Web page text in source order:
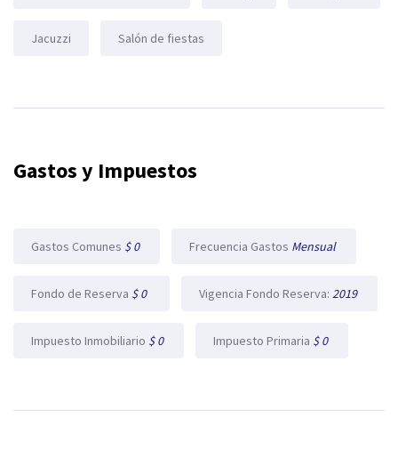
Jacuzzi Salón de fiestas
Gastos y Impuestos
Gastos Comunes $ 0 Frecuencia Gastos Mensual
Fondo de Reserva $ 0 Vigencia Fondo Reserva: 2019
Impuesto Inmobiliario $ 0 Impuesto Primaria $ 0